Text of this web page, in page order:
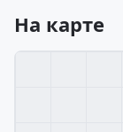
На карте